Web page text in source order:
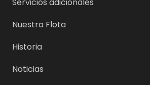
Nuestra Flota
Historia
Noticias